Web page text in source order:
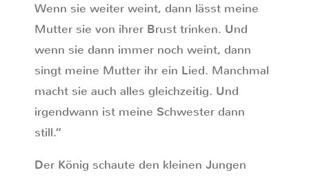
Wenn sie weiter weint, dann lässt meine
Mutter sie von ihrer Brust trinken. Und
wenn sie dann immer noch weint, dann
singt meine Mutter ihr ein Lied. Manchmal
macht sie auch alles gleichzeitig. Und
irgendwann ist meine Schwester dann
still.“
Der König schaute den kleinen Jungen